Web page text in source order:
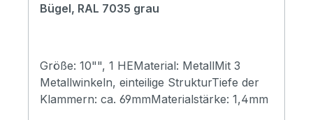
Bügel, RAL 7035 grau
Größe: 10"", 1 HEMaterial: MetallMit 3
Metallwinkeln, einteilige StrukturTiefe der
Klammern: ca. 69mmMaterialstärke: 1,4mm